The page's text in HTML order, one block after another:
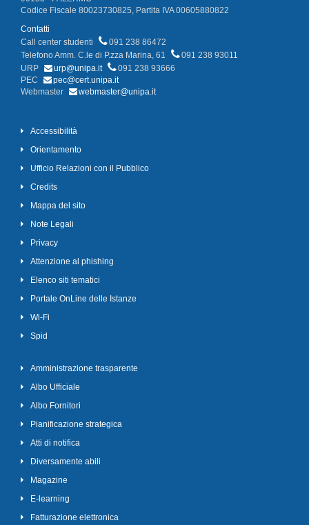
Codice Fiscale 80023730825, Partita IVA 00605880822
Contatti
Call center studenti
091 238 86472
Telefono Amm. C.le di P.zza Marina, 61
091 238 93011
URP
urp@unipa.it
091 238 93666
PEC
pec@cert.unipa.it
Webmaster
webmaster@unipa.it
Accessibilità
Orientamento
Ufficio Relazioni con il Pubblico
Credits
Mappa del sito
Note Legali
Privacy
Attenzione al phishing
Elenco siti tematici
Portale OnLine delle Istanze
Wi-Fi
Spid
Amministrazione trasparente
Albo Ufficiale
Albo Fornitori
Pianificazione strategica
Atti di notifica
Diversamente abili
Magazine
E-learning
Fatturazione elettronica